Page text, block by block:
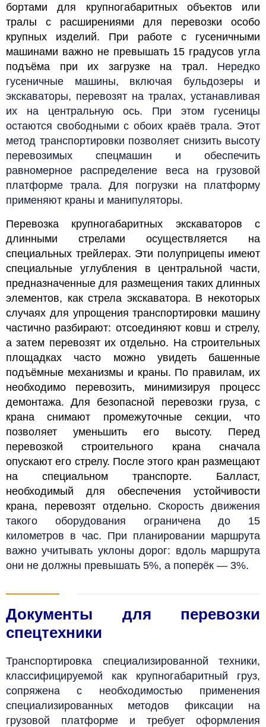
бортами для крупногабаритных объектов или
тралы с расширениями для перевозки особо
крупных изделий. При работе с гусеничными
машинами важно не превышать 15 градусов угла
подъёма при их загрузке на трал. Нередко
гусеничные машины, включая бульдозеры и
экскаваторы, перевозят на тралах, устанавливая
их на центральную ось. При этом гусеницы
остаются свободными с обоих краёв трала. Этот
метод транспортировки позволяет снизить высоту
перевозимых спецмашин и обеспечить
равномерное распределение веса на грузовой
платформе трала. Для погрузки на платформу
применяют краны и манипуляторы.
Перевозка крупногабаритных экскаваторов с
длинными стрелами осуществляется на
специальных трейлерах. Эти полуприцепы имеют
специальные углубления в центральной части,
предназначенные для размещения таких длинных
элементов, как стрела экскаватора. В некоторых
случаях для упрощения транспортировки машину
частично разбирают: отсоединяют ковш и стрелу,
а затем перевозят их отдельно. На строительных
площадках часто можно увидеть башенные
подъёмные механизмы и краны. По правилам, их
необходимо перевозить, минимизируя процесс
демонтажа. Для безопасной перевозки груза, с
крана снимают промежуточные секции, что
позволяет уменьшить его высоту. Перед
перевозкой строительного крана сначала
опускают его стрелу. После этого кран размещают
на специальном транспорте. Балласт,
необходимый для обеспечения устойчивости
крана, перевозят отдельно. Скорость движения
такого оборудования ограничена до 15
километров в час. При планировании маршрута
важно учитывать уклоны дорог: вдоль маршрута
они не должны превышать 5%, а поперёк — 3%.
Документы для перевозки
спецтехники
Транспортировка специализированной техники,
классифицируемой как крупногабаритный груз,
сопряжена с необходимостью применения
специализированных методов фиксации на
грузовой платформе и требует оформления